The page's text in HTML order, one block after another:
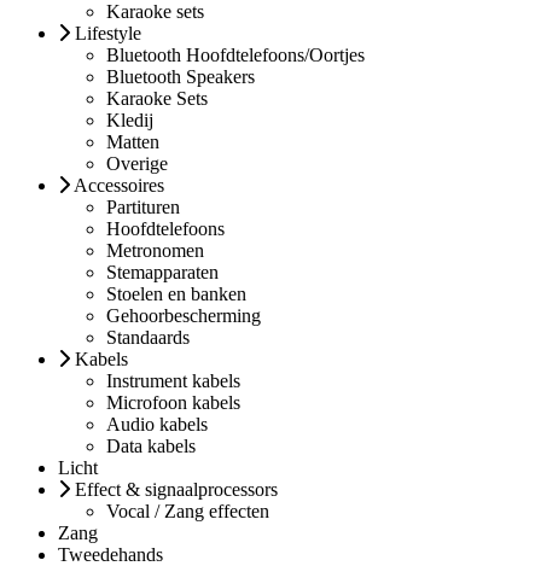
Karaoke sets
Lifestyle
Bluetooth Hoofdtelefoons/Oortjes
Bluetooth Speakers
Karaoke Sets
Kledij
Matten
Overige
Accessoires
Partituren
Hoofdtelefoons
Metronomen
Stemapparaten
Stoelen en banken
Gehoorbescherming
Standaards
Kabels
Instrument kabels
Microfoon kabels
Audio kabels
Data kabels
Licht
Effect & signaalprocessors
Vocal / Zang effecten
Zang
Tweedehands